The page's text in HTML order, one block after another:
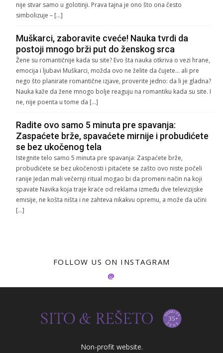
nije stvar samo u golotinji. Prava tajna je ono što ona često
simbolizuje – […]
Muškarci, zaboravite cveće! Nauka tvrdi da
postoji mnogo brži put do ženskog srca
Žene su romantičnije kada su site? Evo šta nauka otkriva o vezi hrane,
emocija i ljubavi Muškarci, možda ovo ne želite da čujete… ali pre
nego što planirate romantične izjave, proverite jedno: da li je gladna?
Nauka kaže da žene mnogo bolje reaguju na romantiku kada su site. I
ne, nije poenta u tome da […]
Radite ovo samo 5 minuta pre spavanja:
Zaspaćete brže, spavaćete mirnije i probudićete
se bez ukočenog tela
Istegnite telo samo 5 minuta pre spavanja: Zaspaćete brže,
probudićete se bez ukočenosti i pitaćete se zašto ovo niste počeli
ranije Jedan mali večernji ritual mogao bi da promeni način na koji
spavate Navika koja traje kraće od reklama između dve televizijske
emisije, ne košta ništa i ne zahteva nikakvu opremu, a može da učini
[…]
FOLLOW US ON INSTAGRAM
@
Non-profit website.